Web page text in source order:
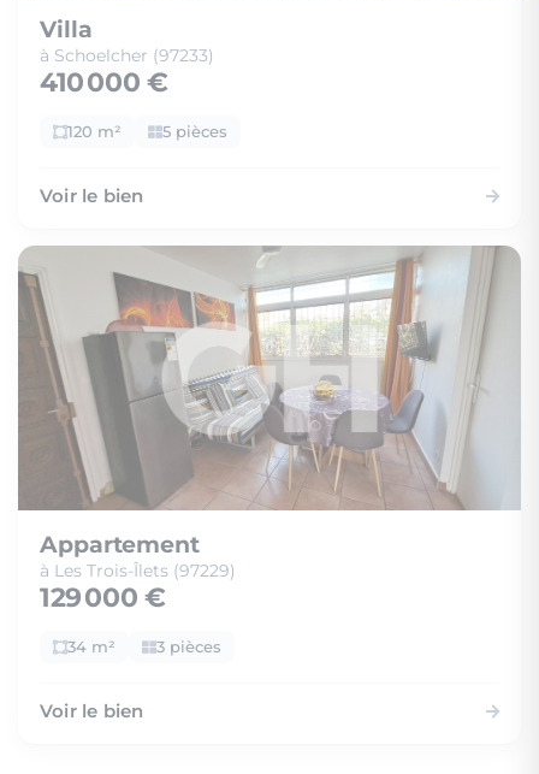
Villa
à Schoelcher (97233)
410 000 €
120 m² 5 pièces
Voir le bien
Appartement
à Les Trois-Îlets (97229)
129 000 €
34 m² 3 pièces
Voir le bien